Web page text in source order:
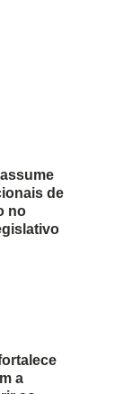
de
no
a